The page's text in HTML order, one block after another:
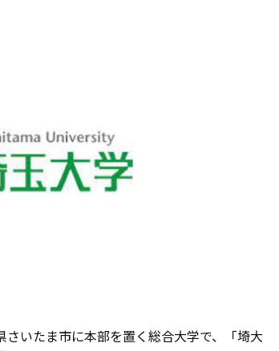
いたま市に本部を置く総合大学で、「埼大